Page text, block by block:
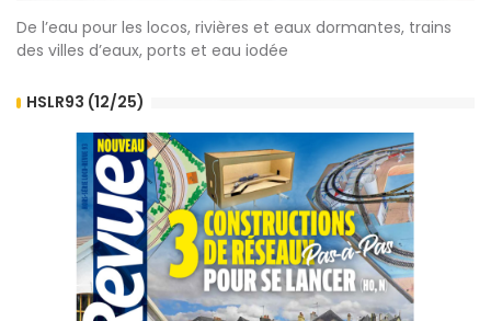
De l’eau pour les locos, rivières et eaux dormantes, trains
des villes d’eaux, ports et eau iodée
HSLR93 (12/25)